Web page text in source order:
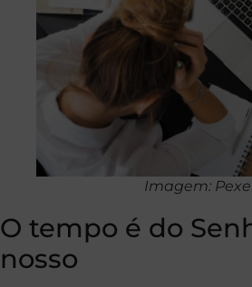
Imagem:
O tempo é do
nosso